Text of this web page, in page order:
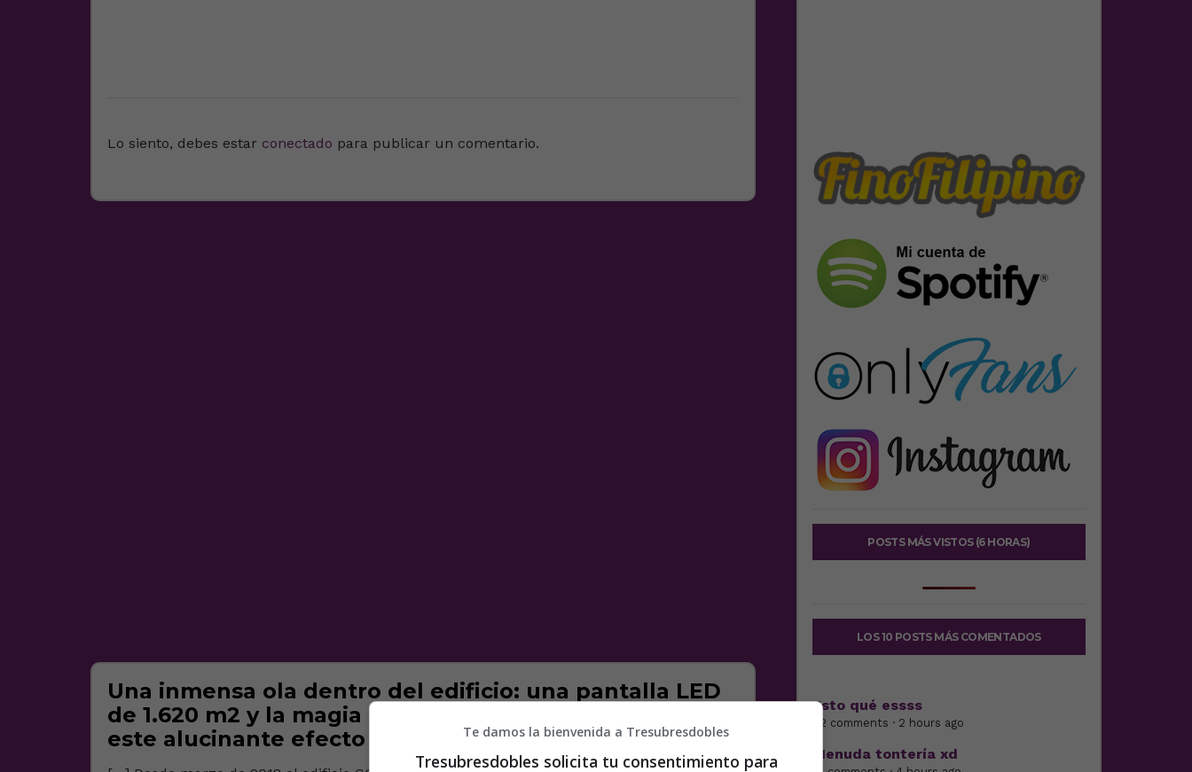
Lo siento, debes estar conectado para publicar un comentario.
Una inmensa ola dentro del edificio: una pantalla LED
de 1.620 m2 y la magia de la anamorfosis consiguen
este alucinante efecto
POSTS MÁS VISTOS (6 HORAS)
LOS 10 POSTS MÁS COMENTADOS
Esto qué essss
22 comments · 2 hours ago
Menuda tontería xd
Te damos la bienvenida a Tresubresdobles
Tresubresdobles solicita tu consentimiento para